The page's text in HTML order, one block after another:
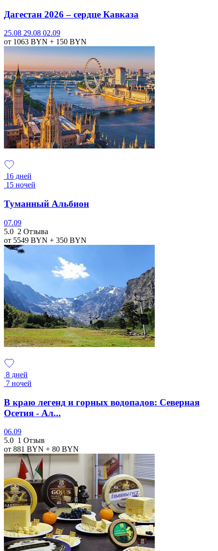
Дагестан 2026 – сердце Кавказа
25.08 29.08 02.09
от 1063 BYN + 150 BYN
16 дней
15 ночей
Туманный Альбион
07.09
5.0 2 Отзыва
от 5549 BYN + 350 BYN
8 дней
7 ночей
В краю легенд и горных водопадов: Северная
Осетия - Ал...
06.09
5.0 1 Отзыв
от 881 BYN + 80 BYN